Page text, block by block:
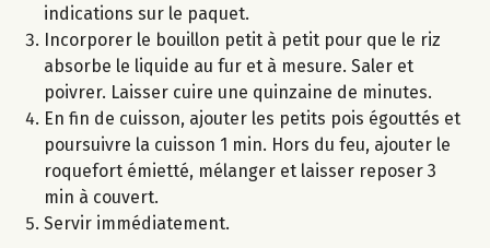
indications sur le paquet.
Incorporer le bouillon petit à petit pour que le riz
absorbe le liquide au fur et à mesure. Saler et
poivrer. Laisser cuire une quinzaine de minutes.
En fin de cuisson, ajouter les petits pois égouttés et
poursuivre la cuisson 1 min. Hors du feu, ajouter le
roquefort émietté, mélanger et laisser reposer 3
min à couvert.
Servir immédiatement.